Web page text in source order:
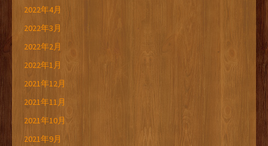
2022年4月
2022年3月
2022年2月
2022年1月
2021年12月
2021年11月
2021年10月
2021年9月